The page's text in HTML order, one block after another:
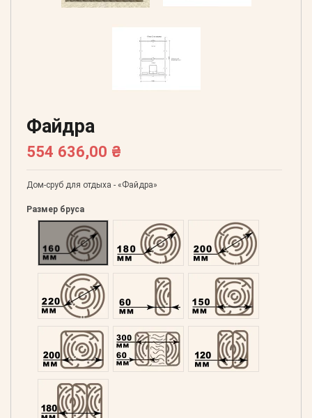
Файдра
554 636,00 ₴
Дом-сруб для отдыха - «Файдра»
Размер бруса
Оцилиндрованний 160Оцилиндрованний 180Оцилиндрованний
Оцилиндрованний 220Профилированний 60Профилированний
Профилированний 200Двойной 300 Клееный 120
Клееный 180